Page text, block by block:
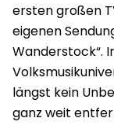
ersten großen
eigenen
Wanderstock“.
längst kein
ganz weit